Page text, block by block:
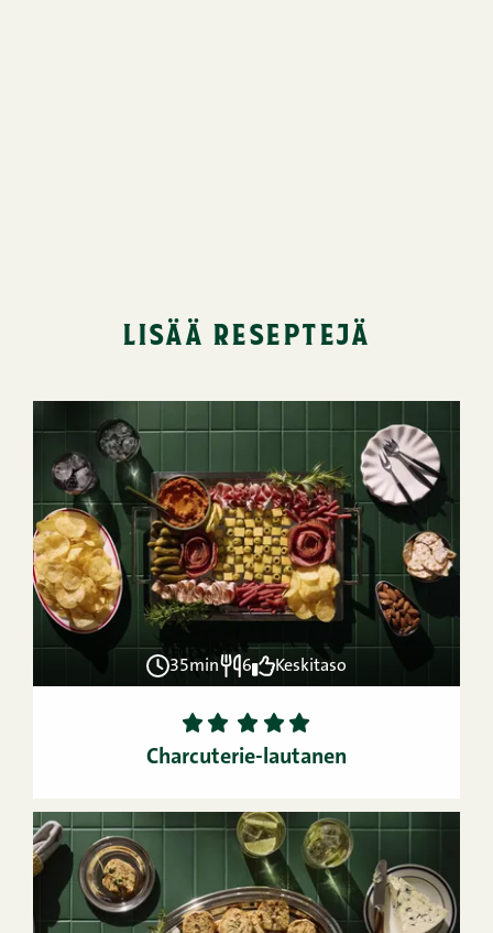
lisää reseptejä
35min 6 Keskitaso
1 2 3 4
5
Charcuterie-lautanen